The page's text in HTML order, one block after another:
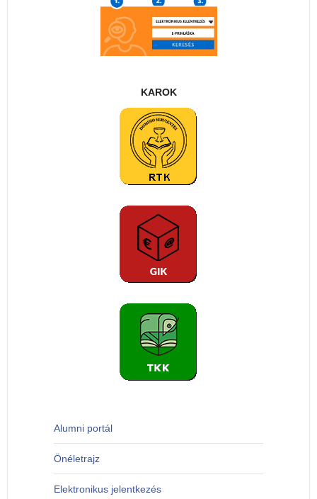
KAROK
Alumni portál
Önéletrajz
Elektronikus jelentkezés